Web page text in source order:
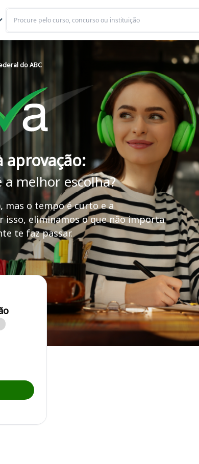
Buscar
do ABC
aprovação:
a melhor escolha?
mas o tempo é curto e a
isso, eliminamos o que não importa
te faz passar.
Federal do ABC
UFABC (SP)